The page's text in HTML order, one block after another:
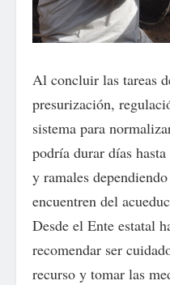
Al concluir las tareas
presurización,
sistema para
podría durar días
y ramales
encuentren del
Desde el Ente estatal
recomendar ser
recurso y tomar las